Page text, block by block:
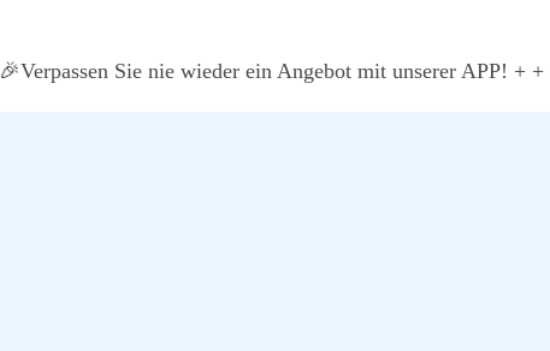
🎉Ver­pas­sen Sie nie wie­der ein Ange­bot mit unse­rer APP! + +